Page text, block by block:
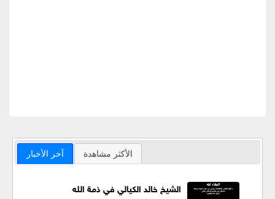
آخر الأخبار الأكثر مشاهدة
الشيخ خالد الكيالي في ذمة الله